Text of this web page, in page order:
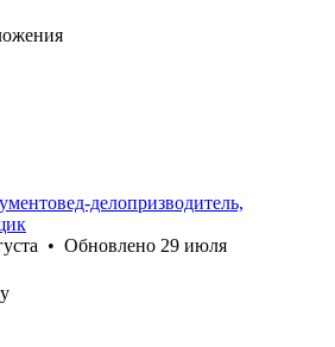
делопризводитель,
• Обновлено 29 июля